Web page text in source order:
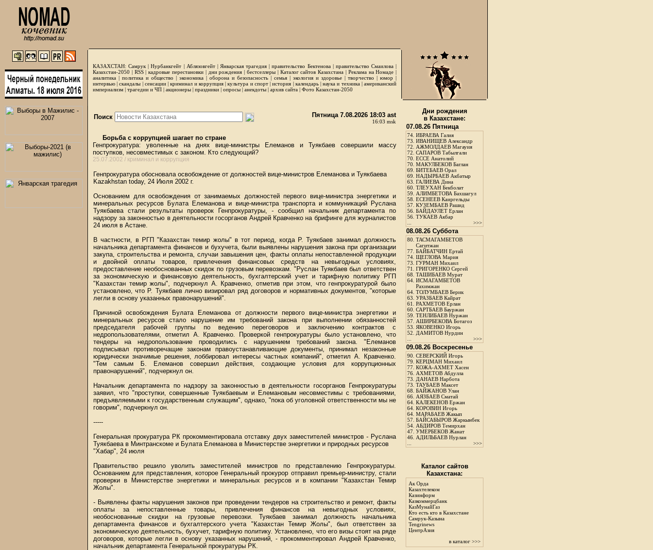
КАЗАХСТАН: Самрук |Нурбанкгейт | Аблязовгейт| Январская трагедия |правительство Бектенова| правительство Смаилова|
Казахстан-2050 | RSS|кадровые перестановки| дни рождения | бестселлеры| Каталог сайтов Казахстана | Реклама на Номаде |
аналитика | политика и общество | экономика | оборона и безопасность | семья | экология и здоровье | творчество | юмор |
интервью |скандалы | сенсации|криминал и коррупция|культура и спорт|история | календарь|наука и техника|американский
империализм | трагедии и ЧП | акционеры | праздники | опросы | анекдоты | архив сайта | Фото Казахстан-2050
Поиск Пятница 7.08.2026 18:03 ast
16:03 msk
Борьба с коррупцией шагает по стране
Генпрокуратура: уволенные на днях вице-министры Елеманов и Туякбаев совершили массу
поступков, несовместимых с законом. Кто следующий?
25.07.2002 / криминал и коррупция
Генпрокуратура обосновала освобождение от должностей вице-министров Елеманова и Туякбаева
Kazakhstan today, 24 Июля 2002 г.
Основанием для освобождения от занимаемых должностей первого вице-министра энергетики и
минеральных ресурсов Булата Елеманова и вице-министра транспорта и коммуникаций Руслана
Туякбаева стали результаты проверок Генпрокуратуры, - сообщил начальник департамента по
надзору за законностью в деятельности госорганов Андрей Кравченко на брифинге для журналистов
24 июля в Астане.
В частности, в РГП "Казахстан темир жолы" в тот период, когда Р. Туякбаев занимал должность
начальника департамента финансов и бухучета, были выявлены нарушения закона при организации
закупа, строительства и ремонта, случаи завышения цен, факты оплаты непоставленной продукции
и двойной оплаты товаров, привлечения финансовых средств на невыгодных условиях,
предоставление необоснованных скидок по грузовым перевозкам. "Руслан Туякбаев был ответствен
за экономическую и финансовую деятельность, бухгалтерский учет и тарифную политику РГП
"Казахстан темир жолы", подчеркнул А. Кравченко, отметив при этом, что генпрокуратурой было
установлено, что Р. Туякбаев лично визировал ряд договоров и нормативных документов, "которые
легли в основу указанных правонарушений".
Причиной освобождения Булата Елеманова от должности первого вице-министра энергетики и
минеральных ресурсов стало нарушение им требований закона при выполнении обязанностей
председателя рабочей группы по ведению переговоров и заключению контрактов с
недропользователями, отметил А. Кравченко. Проверкой генпрокуратуры было установлено, что
тендеры на недропользование проводились с нарушением требований закона. "Елеманов
подписывал противоречащие законам правоустанавливающие документы, принимал незаконные
юридически значимые решения, лоббировал интересы частных компаний", отметил А. Кравченко.
"Тем самым Б. Елеманов совершил действия, создающие условия для коррупционных
правонарушений", подчеркнул он.
Начальник департамента по надзору за законностью в деятельности госорганов Генпрокуратуры
заявил, что "проступки, совершенные Туякбаевым и Елемановым несовместимы с требованиями,
предъявляемыми к государственным служащим", однако, "пока об уголовной ответственности мы не
говорим", подчеркнул он.
-----
Генеральная прокуратура РК прокомментировала отставку двух заместителей министров - Руслана
Туякбаева в Минтранскоме и Булата Елеманова в Министерстве энергетики и природных ресурсов
"Хабар", 24 июля
Правительство решило уволить заместителей министров по представлению Генпрокуратуры.
Основанием для представления, которое Генеральный прокурор отправил премьер-министру, стали
проверки в Министерстве энергетики и минеральных ресурсов и в компании "Казахстан Темир
Жолы".
- Выявлены факты нарушения законов при проведении тендеров на строительство и ремонт, факты
оплаты за непоставленные товары, привлечения финансов на невыгодных условиях,
необоснованные скидки на грузовые перевозки. Туякбаев занимал должность начальника
департамента финансов и бухгалтерского учета "Казахстан Темир Жолы", был ответствен за
экономическую деятельность, бухучет, тарифную политику. Установлено, что его визы стоят на ряде
договоров, которые легли в основу указанных нарушений, - прокомментировал Андрей Кравченко,
начальник департамента Генеральной прокуратуры РК.
Дни рождения
в Казахстане:
07.08.26 Пятница
74. ИБРАЕВА Галия
73. ИВАНИЩЕВ Александр
72. АЖМОЛДАЕВ Магауия
72. САПАРОВ Табылгали
70. ЕССЕ Анатолий
70. МАКУЛБЕКОВ Баглан
69. БИТЕБАЕВ Орал
69. НАДЫРБАЕВ Акбатыр
63. ГАЛИЕВА Дина
60. ТЛЕУХАН Бекболат
59. АЛИМБЕТОВА Бахшагул
58. ЕСЕНЕЕВ Каиргельды
57. КУЗЕМБАЕВ Рашид
56. БАЙДАУЛЕТ Ерлан
56. ТУКАЕВ Акбар
>>>
08.08.26 Суббота
80. ТАСМАГАМБЕТОВ
Сагитжан
77. БАЙБАТЧИН Ертай
74. ЩЕГЛОВА Мария
73. ГУРМАН Михаил
71. ГРИГОРЕНКО Сергей
68. ТАШИБАЕВ Мурат
64. ИСМАГАМБЕТОВ
Рахимжан
64. ТОЛУМБАЕВ Берик
63. УРАЗБАЕВ Кайрат
61. РАХМЕТОВ Ерлан
60. САРТБАЕВ Бауржан
59. ТЕНЛИБАЕВ Нуржан
57. АШИРБЕКОВА Ботагоз
53. ЯКОВЕНКО Игорь
52. ДАМИТОВ Нурдин
>>>
09.08.26 Воскресенье
90. СЕВЕРСКИЙ Игорь
79. КЕРЦМАН Михаил
77. КОЖА-АХМЕТ Хасен
76. АХМЕТОВ Абдулла
73. ДАНАЕВ Нарбота
73. ТАУБАЕВ Максет
68. БАЙЖАНОВ Улан
66. АЯЗБАЕВ Сматай
64. КАЛЕКЕНОВ Ержан
64. КОРОВИН Игорь
64. МАРАБАЕВ Жакып
57. БАЙСАБЫРОВ Жаркынбек
54. АБДИРОВ Темирхан
47. УМЕРБЕКОВ Жанат
46. АДИЛЬБАЕВ Нурлан
>>>
Каталог сайтов
Казахстана:
Ак Орда
Казахтелеком
Казинформ
Казкоммерцбанк
КазМунайГаз
Кто есть кто в Казахстане
Самрук-Казына
Tengrinews
ЦентрАзия
в каталог >>>